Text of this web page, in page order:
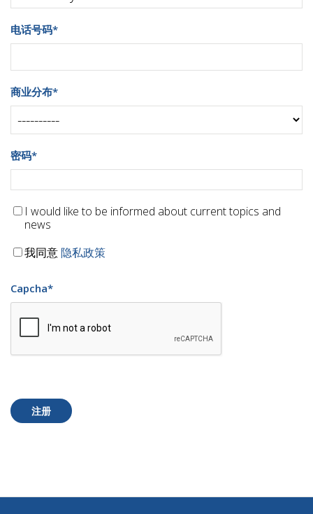
电话号码*
商业分布*
密码*
I would like to be informed about current topics and
news
我同意隐私政策
Capcha*
注册